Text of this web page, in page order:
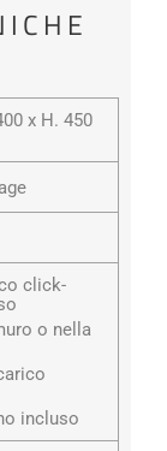
x H. 450
click-
o nella
incluso